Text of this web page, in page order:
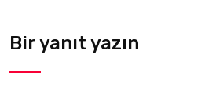
Bir yanıt yazın